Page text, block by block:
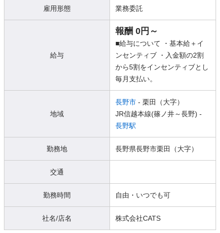
雇用形態 業務委託
給与
報酬 0円～
■給与について ・基本給＋イ
ンセンティブ ・入金額の2割
から5割をインセンティブとし
毎月支払い。
地域
長野市 - 栗田（大字）
JR信越本線(篠ノ井～長野) -
長野駅
勤務地 長野県長野市栗田（大字）
交通
勤務時間 自由・いつでも可
社名/店名 株式会社CATS